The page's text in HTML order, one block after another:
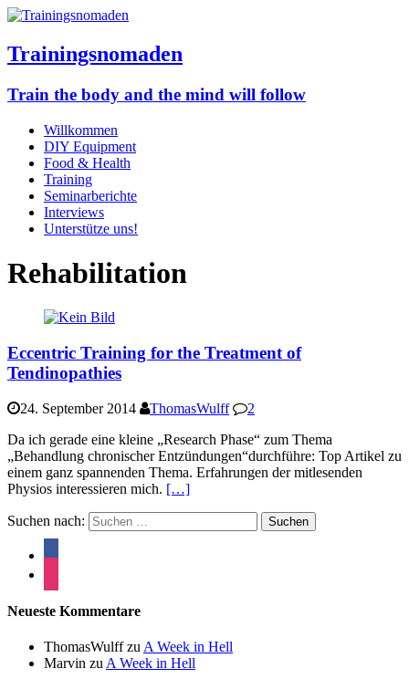
Trainingsnomaden
Train the body and the mind will follow
Willkommen
DIY Equipment
Food & Health
Training
Seminarberichte
Interviews
Unterstütze uns!
Rehabilitation
Eccentric Training for the Treatment of
Tendinopathies
24. September 2014 ThomasWulff
2
Da ich gerade eine kleine „Research Phase“ zum Thema
„Behandlung chronischer Entzündungen“durchführe: Top Artikel zu
einem ganz spannenden Thema. Erfahrungen der mitlesenden
Physios interessieren mich. […]
Suchen nach:
Neueste Kommentare
ThomasWulffzu A Week in Hell
Marvin zu A Week in Hell